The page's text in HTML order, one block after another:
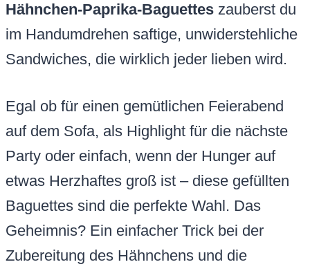
Hähnchen-Paprika-Baguettes zauberst du
im Handumdrehen saftige, unwiderstehliche
Sandwiches, die wirklich jeder lieben wird.
Egal ob für einen gemütlichen Feierabend
auf dem Sofa, als Highlight für die nächste
Party oder einfach, wenn der Hunger auf
etwas Herzhaftes groß ist – diese gefüllten
Baguettes sind die perfekte Wahl. Das
Geheimnis? Ein einfacher Trick bei der
Zubereitung des Hähnchens und die